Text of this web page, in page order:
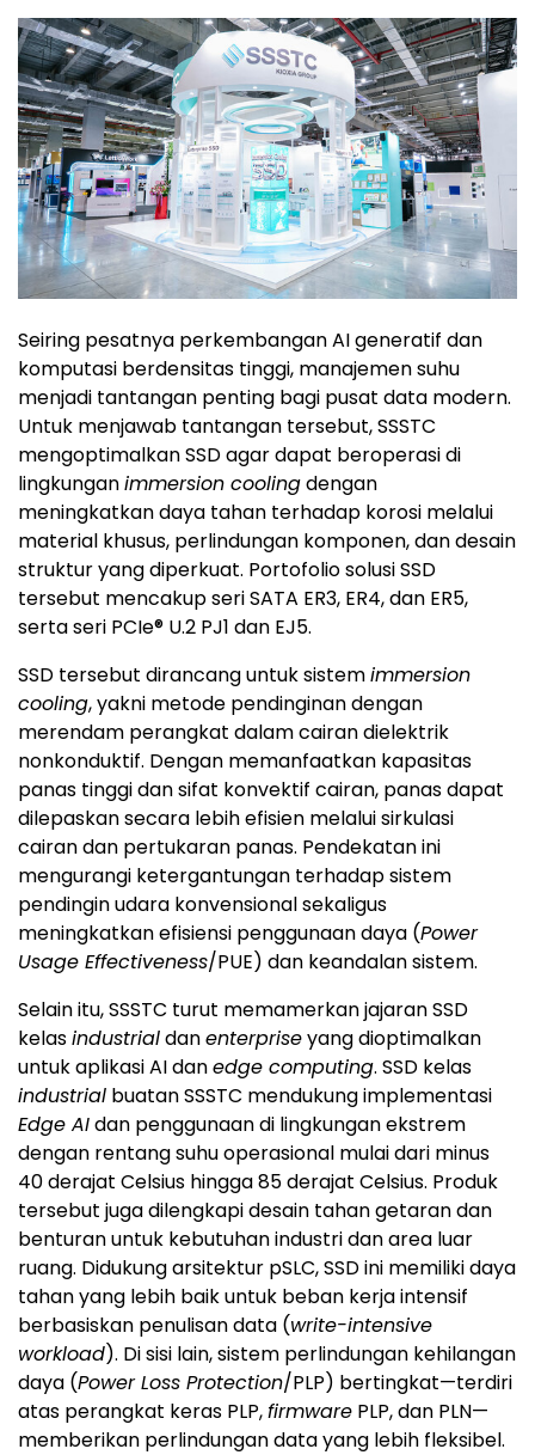
Seiring pesatnya perkembangan AI generatif dan
komputasi berdensitas tinggi, manajemen suhu
menjadi tantangan penting bagi pusat data modern.
Untuk menjawab tantangan tersebut, SSSTC
mengoptimalkan SSD agar dapat beroperasi di
lingkunganimmersion coolingdengan
meningkatkan daya tahan terhadap korosi melalui
material khusus, perlindungan komponen, dan desain
struktur yang diperkuat. Portofolio solusi SSD
tersebut mencakup seri SATA ER3, ER4, dan ER5,
serta seri PCIe® U.2 PJ1 dan EJ5.
SSD tersebut dirancang untuk sistemimmersion
cooling, yakni metode pendinginan dengan
merendam perangkat dalam cairan dielektrik
nonkonduktif. Dengan memanfaatkan kapasitas
panas tinggi dan sifat konvektif cairan, panas dapat
dilepaskan secara lebih efisien melalui sirkulasi
cairan dan pertukaran panas. Pendekatan ini
mengurangi ketergantungan terhadap sistem
pendingin udara konvensional sekaligus
meningkatkan efisiensi penggunaan daya (Power
Usage Effectiveness/PUE) dan keandalan sistem.
Selain itu, SSSTC turut memamerkan jajaran SSD
kelasindustrialdanenterpriseyang dioptimalkan
untuk aplikasi AI danedge computing. SSD kelas
industrial buatan SSSTC mendukung implementasi
Edge AIdan penggunaan di lingkungan ekstrem
dengan rentang suhu operasional mulai dari minus
40 derajat Celsius hingga 85 derajat Celsius. Produk
tersebut juga dilengkapi desain tahan getaran dan
benturan untuk kebutuhan industri dan area luar
ruang. Didukung arsitektur pSLC, SSD ini memiliki daya
tahan yang lebih baik untuk beban kerja intensif
berbasiskan penulisan data (write-intensive
workload). Di sisi lain, sistem perlindungan kehilangan
daya (Power Loss Protection/PLP) bertingkat—terdiri
atas perangkat keras PLP,firmware PLP, dan PLN—
memberikan perlindungan data yang lebih fleksibel.